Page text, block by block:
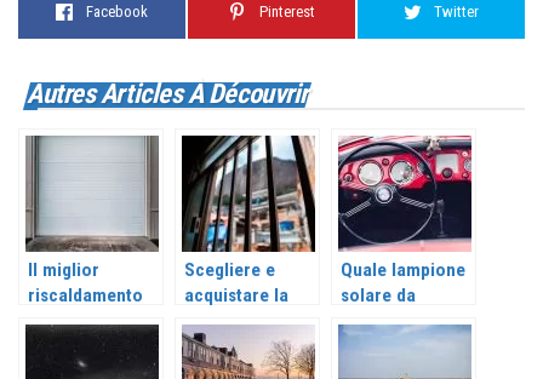
Facebook Pinterest Twitter
Autres Articles À Découvrir
Il miglior
riscaldamento
per officina
garage nel 2026
secondo il mio
Scegliere e
acquistare la
migliore molla
per porta
basculante da
Quale lampione
solare da
esterno
scegliere tra i
migliori?